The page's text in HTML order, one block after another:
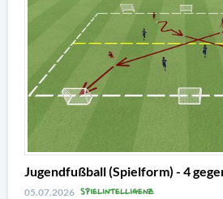
Jugendfußball (Spielform) - 4
05.07.2026 SPIELINTELLIGENZ